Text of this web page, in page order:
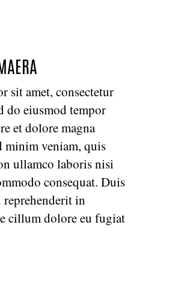
sit amet, consectetur
do eiusmod tempor
et dolore magna
minim veniam, quis
ullamco laboris nisi
consequat. Duis
in
cillum dolore eu fugiat